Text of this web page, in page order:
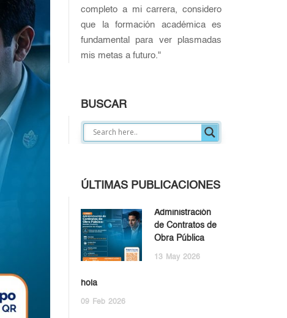
completo a mi carrera, considero
que la formación académica es
fundamental para ver plasmadas
mis metas a futuro."
BUSCAR
ÚLTIMAS PUBLICACIONES
Administración
de Contratos de
Obra Pública
13 May 2026
hola
09 Feb 2026